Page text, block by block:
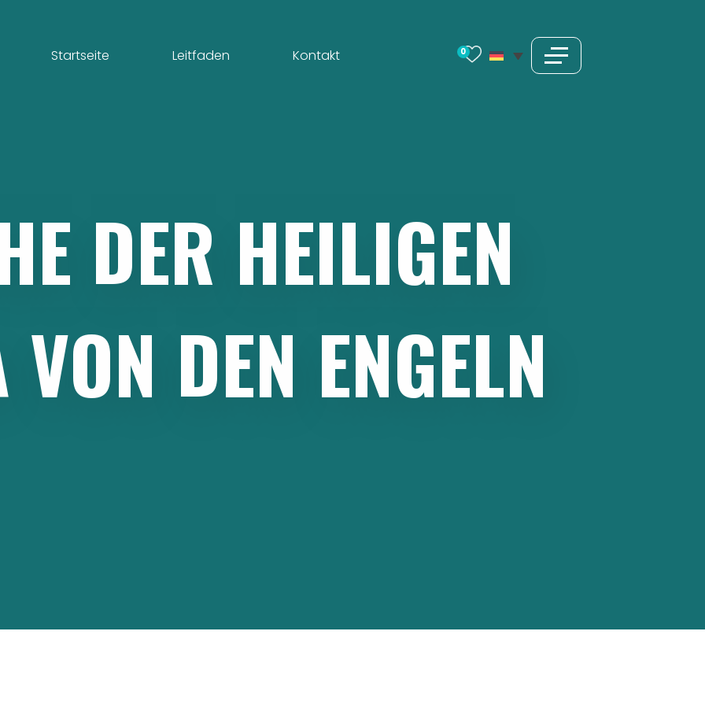
Startseite Leitfaden Kontakt 0
DER HEILIGEN
VON DEN ENGELN